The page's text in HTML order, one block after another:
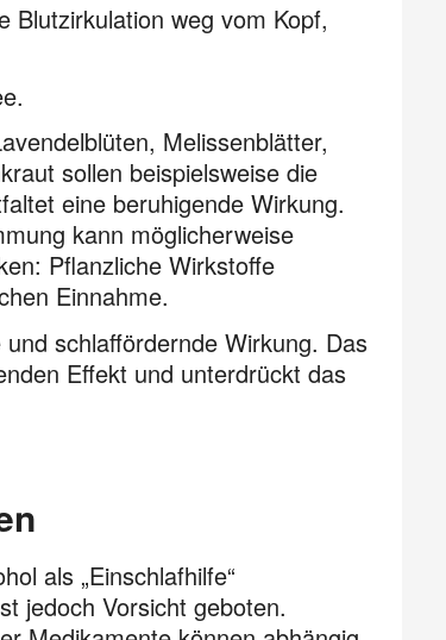
Blutzirkulation weg vom Kopf,
Melissenblätter,
sollen beispielsweise die
eine beruhigende Wirkung.
kann möglicherweise
Pflanzliche Wirkstoffe
Einnahme.
schlaffördernde Wirkung. Das
Effekt und unterdrückt das
als „Einschlafhilfe“
jedoch Vorsicht geboten.